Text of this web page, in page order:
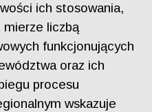
ich stosowania,
mierze liczbą
funkcjonujących
oraz ich
procesu
wskazuje